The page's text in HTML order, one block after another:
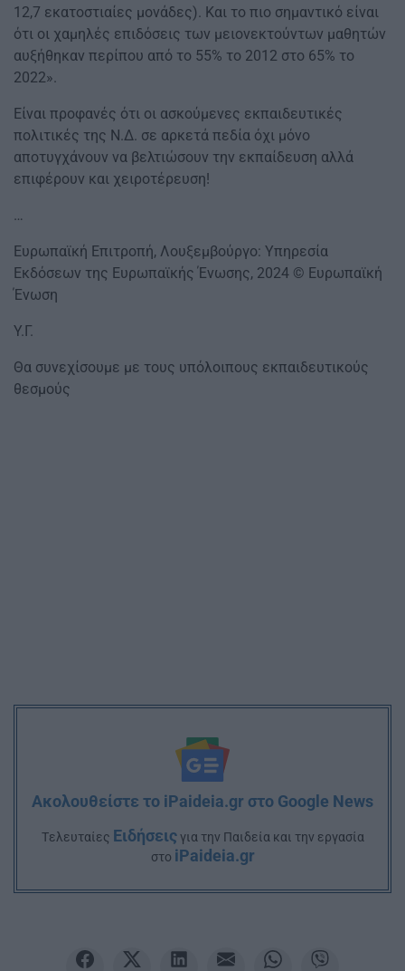
12,7 εκατοστιαίες μονάδες). Και το πιο σημαντικό είναι
ότι οι χαμηλές επιδόσεις των μειονεκτούντων μαθητών
αυξήθηκαν περίπου από το 55% το 2012 στο 65% το
2022».
Είναι προφανές ότι οι ασκούμενες εκπαιδευτικές
πολιτικές της Ν.Δ. σε αρκετά πεδία όχι μόνο
αποτυγχάνουν να βελτιώσουν την εκπαίδευση αλλά
επιφέρουν και χειροτέρευση!
…
Ευρωπαϊκή Επιτροπή, Λουξεμβούργο: Υπηρεσία
Εκδόσεων της Ευρωπαϊκής Ένωσης, 2024 © Ευρωπαϊκή
Ένωση
Υ.Γ.
Θα συνεχίσουμε με τους υπόλοιπους εκπαιδευτικούς
θεσμούς
Ακολουθείστε το iPaideia.gr στο Google News
Tελευταίες Ειδήσειςγια την Παιδεία και την εργασία
στο iPaideia.gr